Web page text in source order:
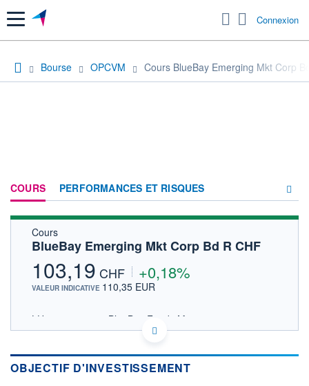
Menu Connexion
Bourse OPCVM Cours BlueBay Emerging Mkt Corp
COURS PERFORMANCES ET RISQUES
FORUM
Cours
BlueBay Emerging Mkt Corp Bd R CHF
103,19 CHF +0,18%
VALEUR INDICATIVE 110,35 EUR
LU0605619310 - BlueBay Funds Management
Company S.A.
Consulter le prospectus / DIC
OBJECTIF D'INVESTISSEMENT